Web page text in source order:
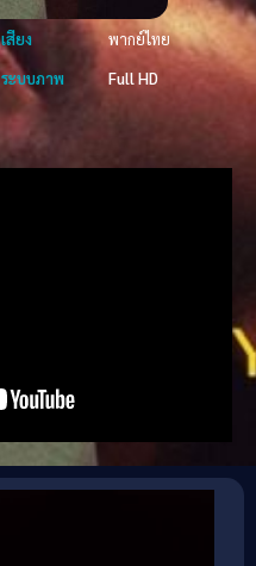
เสียง
พากย์ไทย
ระบบภาพ
Full HD